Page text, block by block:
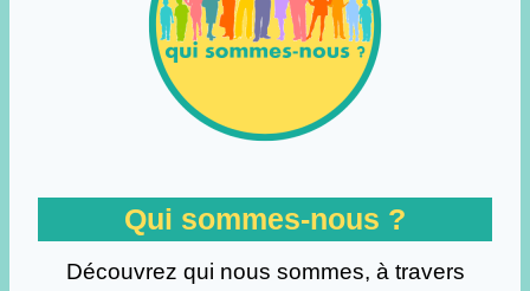
Qui sommes-nous ?
Découvrez qui nous sommes, à travers